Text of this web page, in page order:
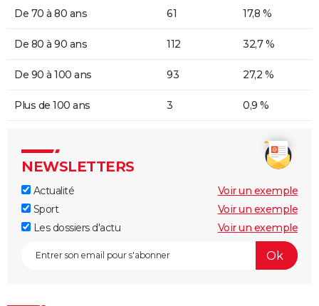
De 70 à 80 ans 61 17,8 %
De 80 à 90 ans 112 32,7 %
De 90 à 100 ans 93 27,2 %
Plus de 100 ans 3 0,9 %
NEWSLETTERS
Actualité
Voir un exemple
Sport
Voir un exemple
Les dossiers d'actu
Voir un exemple